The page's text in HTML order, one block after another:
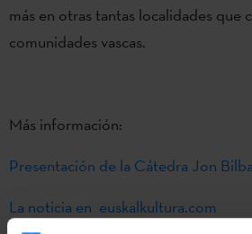
más en otras tantas localidades que
comunidades vascas.
Más información:
Presentación de la Cátedra Jon
La noticia en euskalkultura.com